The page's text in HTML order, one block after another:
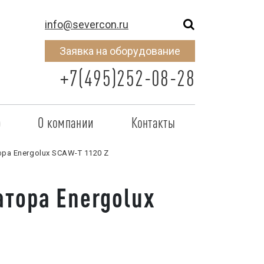
info@severcon.ru
Заявка на оборудование
+7(495)252-08-28
О компании
SEVERCON
Новости
Контакты
Energolux SCAW-T 1120 Z
Energolux